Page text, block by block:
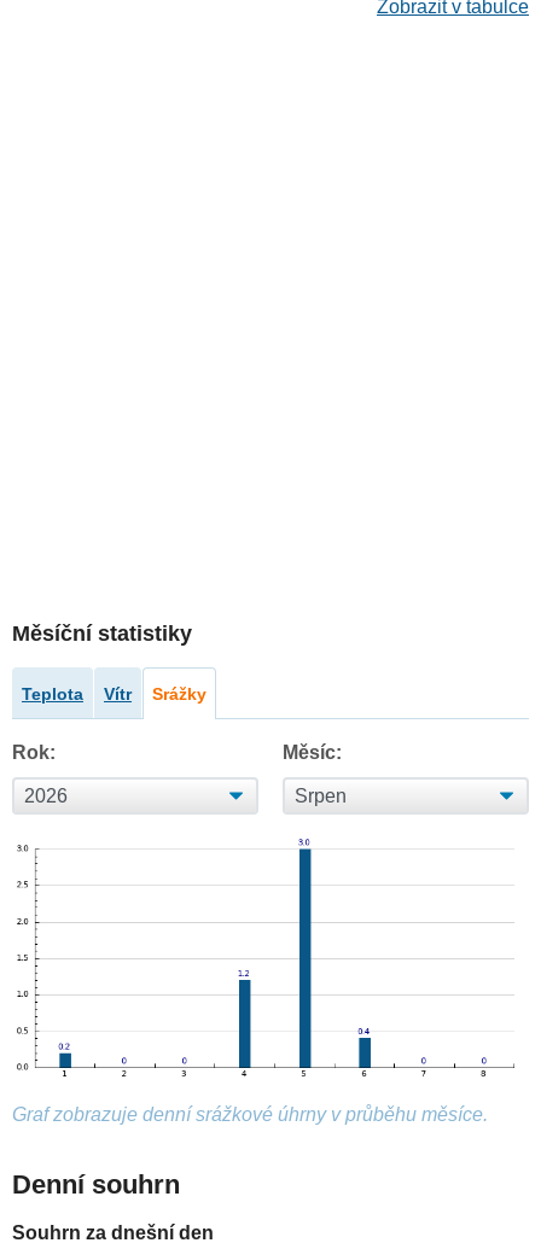
Zobrazit v tabulce
Měsíční statistiky
Teplota Vítr Srážky
Rok: Měsíc:
Graf zobrazuje denní srážkové úhrny v průběhu měsíce.
Denní souhrn
Souhrn za dnešní den